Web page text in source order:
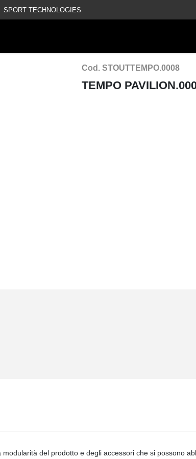
SPORT TECHNOLOGIES
Cod. STOUTTEMPO.0008
TEMPO
del prodotto e degli accessori che si possono